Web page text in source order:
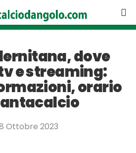
dove
e streaming:
orario
Ottobre 2023